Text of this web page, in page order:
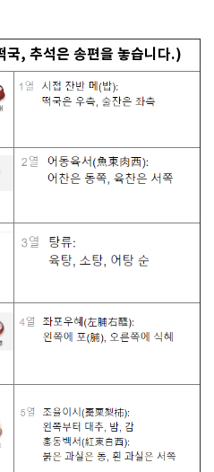
국, 추석은 송편을 놓습니다.)